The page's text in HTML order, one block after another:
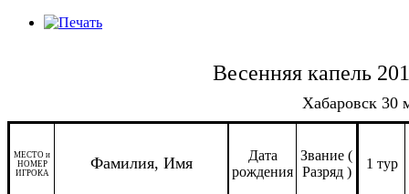
Весенняя капель
Хабаровск 30
МЕСТО и
НОМЕР
ИГРОКА
Фамилия, Имя
Дата
рождения
Звание (
Разряд )
1 тур